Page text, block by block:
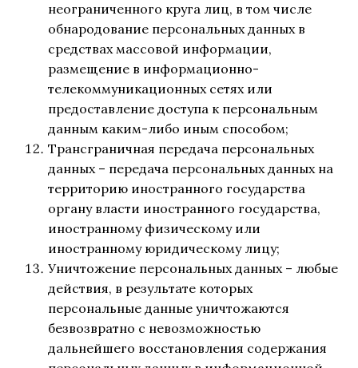
неограниченного круга лиц, в том числе
обнародование персональных данных в
средствах массовой информации,
размещение в информационно-
телекоммуникационных сетях или
предоставление доступа к персональным
данным каким-либо иным способом;
Трансграничная передача персональных
данных – передача персональных данных на
территорию иностранного государства
органу власти иностранного государства,
иностранному физическому или
иностранному юридическому лицу;
Уничтожение персональных данных – любые
действия, в результате которых
персональные данные уничтожаются
безвозвратно с невозможностью
дальнейшего восстановления содержания